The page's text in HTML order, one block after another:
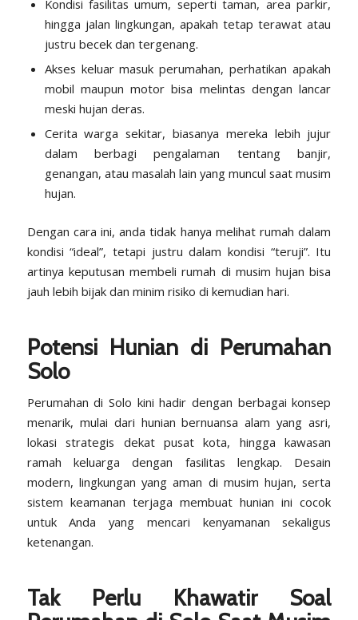
Kondisi fasilitas umum, seperti taman, area parkir,
hingga jalan lingkungan, apakah tetap terawat atau
justru becek dan tergenang.
Akses keluar masuk perumahan, perhatikan apakah
mobil maupun motor bisa melintas dengan lancar
meski hujan deras.
Cerita warga sekitar, biasanya mereka lebih jujur
dalam berbagi pengalaman tentang banjir,
genangan, atau masalah lain yang muncul saat musim
hujan.
Dengan cara ini, anda tidak hanya melihat rumah dalam
kondisi “ideal”, tetapi justru dalam kondisi “teruji”. Itu
artinya keputusan membeli rumah di musim hujan bisa
jauh lebih bijak dan minim risiko di kemudian hari.
Potensi Hunian di Perumahan
Solo
Perumahan di Solo kini hadir dengan berbagai konsep
menarik, mulai dari hunian bernuansa alam yang asri,
lokasi strategis dekat pusat kota, hingga kawasan
ramah keluarga dengan fasilitas lengkap. Desain
modern, lingkungan yang aman di musim hujan, serta
sistem keamanan terjaga membuat hunian ini cocok
untuk Anda yang mencari kenyamanan sekaligus
ketenangan.
Tak Perlu Khawatir Soal